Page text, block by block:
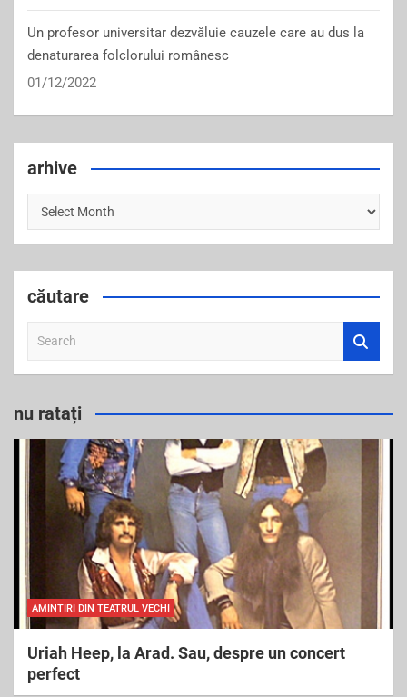
Un profesor universitar dezvăluie cauzele care au dus la
denaturarea folclorului românesc
01/12/2022
arhive
arhive
căutare
a
c
nu ratați
AMINTIRI DIN TEATRUL VECHI
Uriah Heep, la Arad. Sau, despre un concert
perfect